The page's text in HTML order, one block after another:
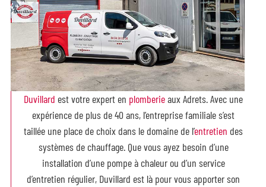
Duvillard est votre expert en plomberieaux Adrets. Avec une
expérience de plus de 40 ans, l’entreprise familiale s’est
taillée une place de choix dans le domaine de l’entretien des
systèmes de chauffage. Que vous ayez besoin d’une
installation d’une pompe à chaleur ou d’un service
d’entretien régulier, Duvillard est là pour vous apporter son